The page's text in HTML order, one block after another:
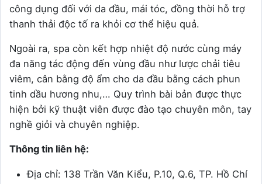
công dụng đối với da đầu, mái tóc, đồng thời hỗ trợ
thanh thải độc tố ra khỏi cơ thể hiệu quả.
Ngoài ra, spa còn kết hợp nhiệt độ nước cùng máy
đa năng tác động đến vùng đầu như lược chải tiêu
viêm, cân bằng độ ẩm cho da đầu bằng cách phun
tinh dầu hương nhu,… Quy trình bài bản được thực
hiện bởi kỹ thuật viên được đào tạo chuyên môn, tay
nghề giỏi và chuyên nghiệp.
Thông tin liên hệ:
Địa chỉ: 138 Trần Văn Kiểu, P.10, Q.6, TP. Hồ Chí